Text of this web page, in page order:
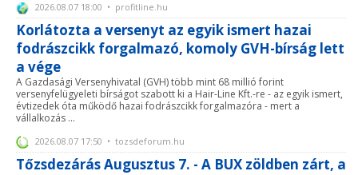
2026.08.07 18:00 • profitline.hu
Korlátozta a versenyt az egyik ismert hazai
fodrászcikk forgalmazó, komoly GVH-bírság lett
a vége
A Gazdasági Versenyhivatal (GVH) több mint 68 millió forint
versenyfelügyeleti bírságot szabott ki a Hair-Line Kft.-re - az egyik ismert,
évtizedek óta működő hazai fodrászcikk forgalmazóra - mert a
vállalkozás ...
2026.08.07 17:50 • tozsdeforum.hu
Tőzsdezárás Augusztus 7. - A BUX zöldben zárt, a